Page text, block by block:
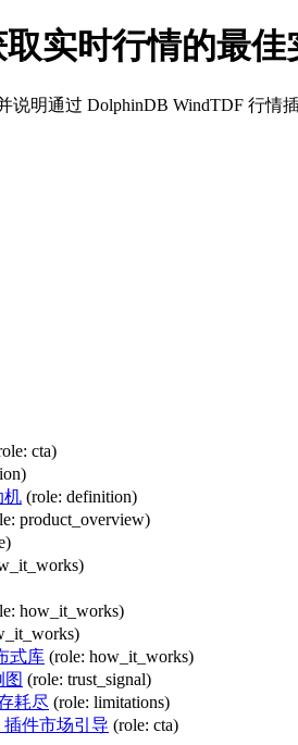
实时行情的最佳
明通过 DolphinDB WindTDF 行情
cta)
机 (role: definition)
product_overview)
how_it_works)
式库 (role: how_it_works)
图 (role: trust_signal)
耗尽 (role: limitations)
件市场引导 (role: cta)